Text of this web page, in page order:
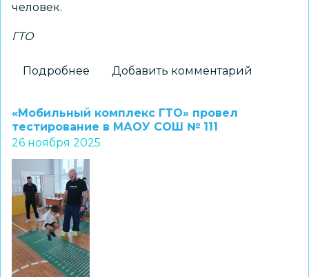
человек.
ГТО
Подробнее
«Пашинский»
сдали
Добавить комментарий
«Мобильный комплекс ГТО» провел
тестирование в МАОУ СОШ № 111
26 ноября 2025